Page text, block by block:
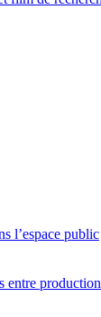
l’espace public